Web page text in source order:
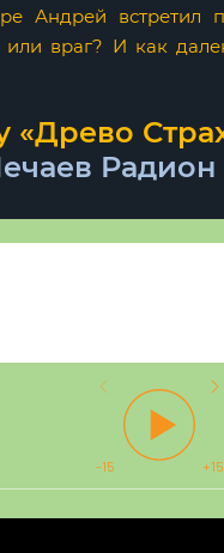
Андрей встретил
враг? И как
«Древо
Радион
-15 +15